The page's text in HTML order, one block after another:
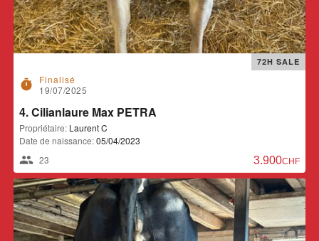
timer
Finalisé
19/07/2025
72H SALE
4. Cilianlaure Max PETRA
Propriétaire: Laurent C
Date de naissance:05/04/2023
23
3.900,00